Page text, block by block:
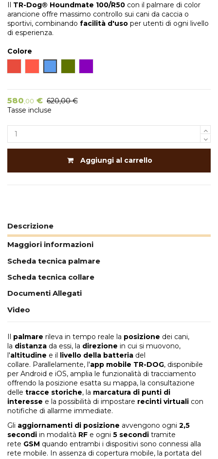
TR-Dog® Houndmate 100/R50 con il palmare di color
arancione offre massimo controllo sui cani da caccia o
sportivi, combinando facilità d'uso per utenti di ogni livello
di esperienza.
Colore
580 ,00 € 620,00 €
Tasse incluse
Aggiungi al carrello
Descrizione
Maggiori informazioni
Scheda tecnica palmare
Scheda tecnica collare
Documenti Allegati
Video
Il palmare rileva in tempo reale la posizione dei cani,
la distanza da essi, la direzione in cui si muovono,
l'altitudine e il livello della batteria del
collare. Parallelamente, l'app mobile TR-DOG, disponibile
per Android e iOS, amplia le funzionalità di tracciamento
offrendo la posizione esatta su mappa, la consultazione
delle tracce storiche, la marcatura di punti di
interesse e la possibilità di impostare recinti virtuali con
notifiche di allarme immediate.
Gli aggiornamenti di posizione avvengono ogni 2,5
secondi in modalità RF e ogni 5 secondi tramite
rete GSM quando entrambi i dispositivi sono connessi alla
rete mobile. In assenza di copertura mobile, la portata del